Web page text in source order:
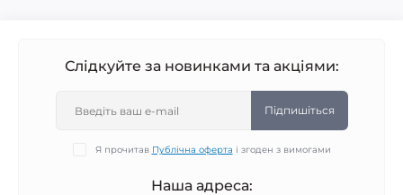
Слідкуйте за новинками та акціями:
Підпишіться
Я прочитав Публічна оферта і згоден з вимогами
Наша адреса: